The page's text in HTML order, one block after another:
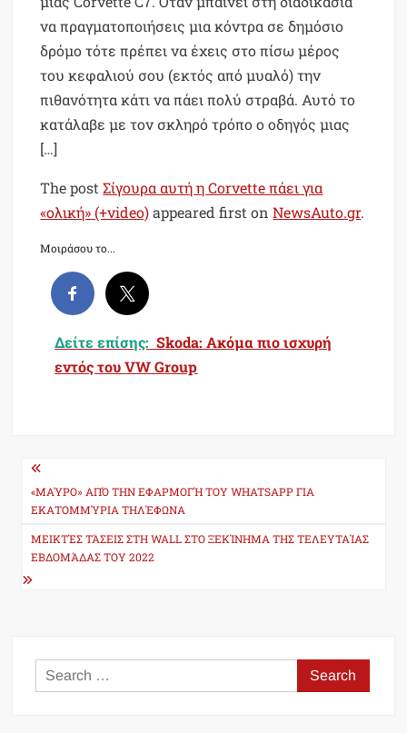
να πραγματοποιήσεις μια κόντρα σε δημόσιο
δρόμο τότε πρέπει να έχεις στο πίσω μέρος
του κεφαλιού σου (εκτός από μυαλό) την
πιθανότητα κάτι να πάει πολύ στραβά. Αυτό το
κατάλαβε με τον σκληρό τρόπο ο οδηγός μιας
[…]
The postΣίγουρα αυτή η Corvette πάει για
«ολική» (+video)appeared first onNewsAuto.gr.
Μοιράσου το...
Δείτε επίσης: Skoda: Ακόμα πιο ισχυρή
εντός του VW Group
Post
navigation
«ΜΑΎΡΟ» ΑΠΌ ΤΗΝ ΕΦΑΡΜΟΓΉ ΤΟΥ WHATSAPP ΓΙΑ
ΕΚΑΤΟΜΜΎΡΙΑ ΤΗΛΈΦΩΝΑ
ΜΕΙΚΤΈΣ ΤΆΣΕΙΣ ΣΤΗ WALL ΣΤΟ ΞΕΚΊΝΗΜΑ ΤΗΣ ΤΕΛΕΥΤΑΊΑΣ
ΕΒΔΟΜΆΔΑΣ ΤΟΥ 2022
Search
for: